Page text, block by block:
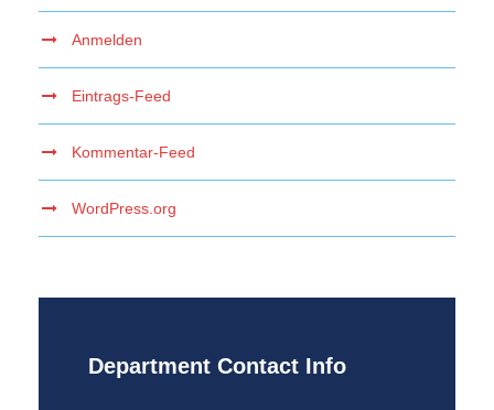
Anmelden
Eintrags-Feed
Kommentar-Feed
WordPress.org
Department Contact Info